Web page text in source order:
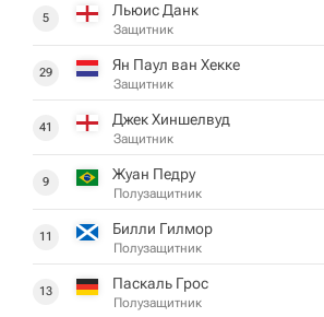
5 Льюис Данк
Защитник
29 Ян Паул ван Хекке
Защитник
41 Джек Хиншелвуд
Защитник
9 Жуан Педру
Полузащитник
11 Билли Гилмор
Полузащитник
13 Паскаль Грос
Полузащитник